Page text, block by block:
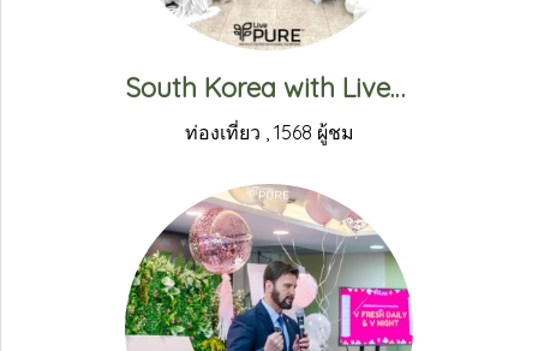
South Korea with Livepure 2024
ท่องเที่ยว , 1568 ผู้ชม